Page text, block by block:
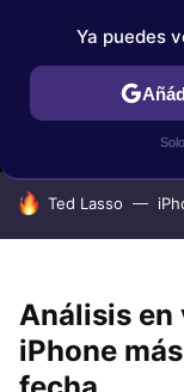
MENÚ
HOY SE HABLA
Ted Lasso
Análisis en
iPhone
Ya puedes